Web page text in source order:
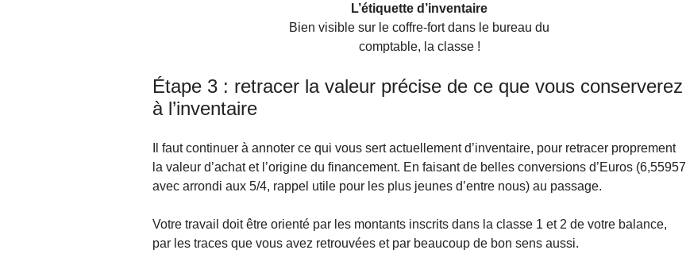
L’étiquette d’inventaire
Bien visible sur le coffre-fort dans le bureau du
comptable, la classe !
Étape 3 : retracer la valeur précise de ce que vous conserverez
à l’inventaire
Il faut continuer à annoter ce qui vous sert actuellement d’inventaire, pour retracer proprement
la valeur d’achat et l’origine du financement. En faisant de belles conversions d’Euros (6,55957
avec arrondi aux 5/4, rappel utile pour les plus jeunes d’entre nous) au passage.
Votre travail doit être orienté par les montants inscrits dans la classe 1 et 2 de votre balance,
par les traces que vous avez retrouvées et par beaucoup de bon sens aussi.